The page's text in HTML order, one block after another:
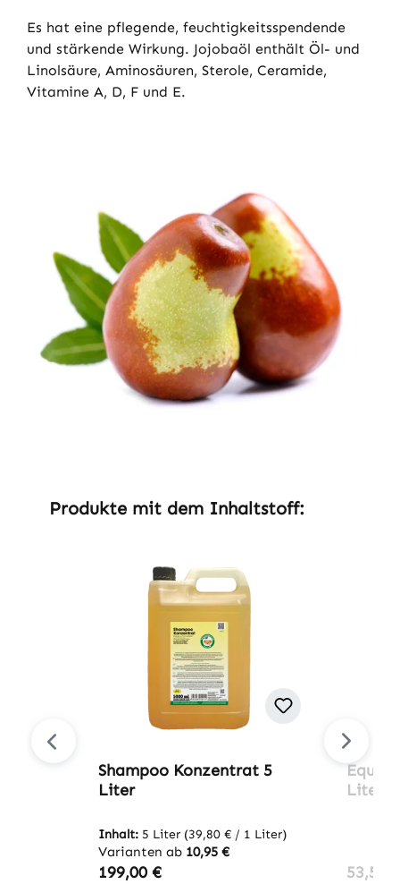
Es hat eine pflegende, feuchtigkeitsspendende
und stärkende Wirkung. Jojobaöl enthält Öl- und
Linolsäure, Aminosäuren, Sterole, Ceramide,
Vitamine A, D, F und E.
Produktgalerie überspringen
Produkte mit dem Inhaltstoff:
Shampoo Konzentrat 5
Liter
Inhalt: 5 Liter (39,80 € / 1 Liter)
Varianten ab 10,95 €
Regulärer Preis:
199,00 €
Liter
53,50 €